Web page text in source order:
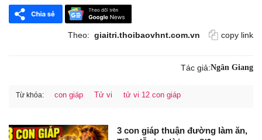
Theo: giaitri.thoibaovhnt.com.vn copy link
Tác giả:Ngân Giang
Từ khóa: con giáp Tử vi tử vi 12 con giáp
3 con giáp thuận đường làm ăn,